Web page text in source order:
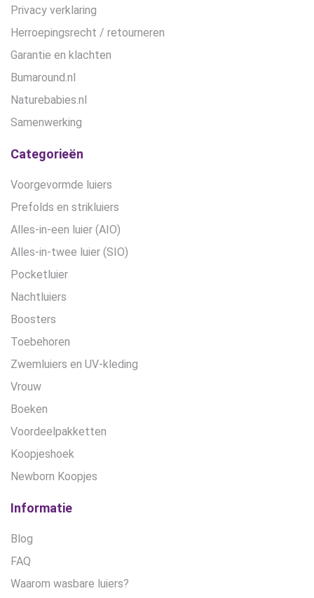
Privacy verklaring
Herroepingsrecht / retourneren
Garantie en klachten
Bumaround.nl
Naturebabies.nl
Samenwerking
Categorieën
Voorgevormde luiers
Prefolds en strikluiers
Alles-in-een luier (AIO)
Alles-in-twee luier (SIO)
Pocketluier
Nachtluiers
Boosters
Toebehoren
Zwemluiers en UV-kleding
Vrouw
Boeken
Voordeelpakketten
Koopjeshoek
Newborn Koopjes
Informatie
Blog
FAQ
Waarom wasbare luiers?